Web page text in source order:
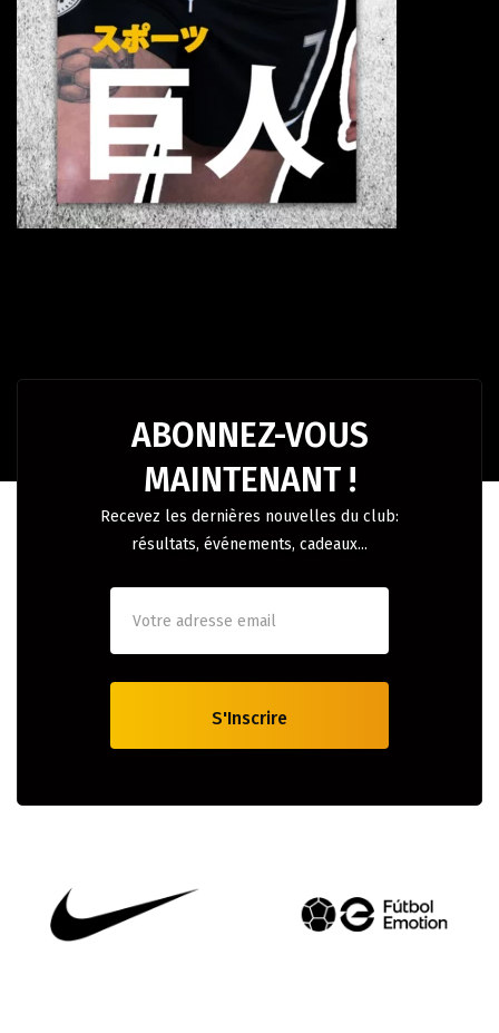
ABONNEZ-VOUS
MAINTENANT !
Recevez les dernières nouvelles du club:
résultats, événements, cadeaux...